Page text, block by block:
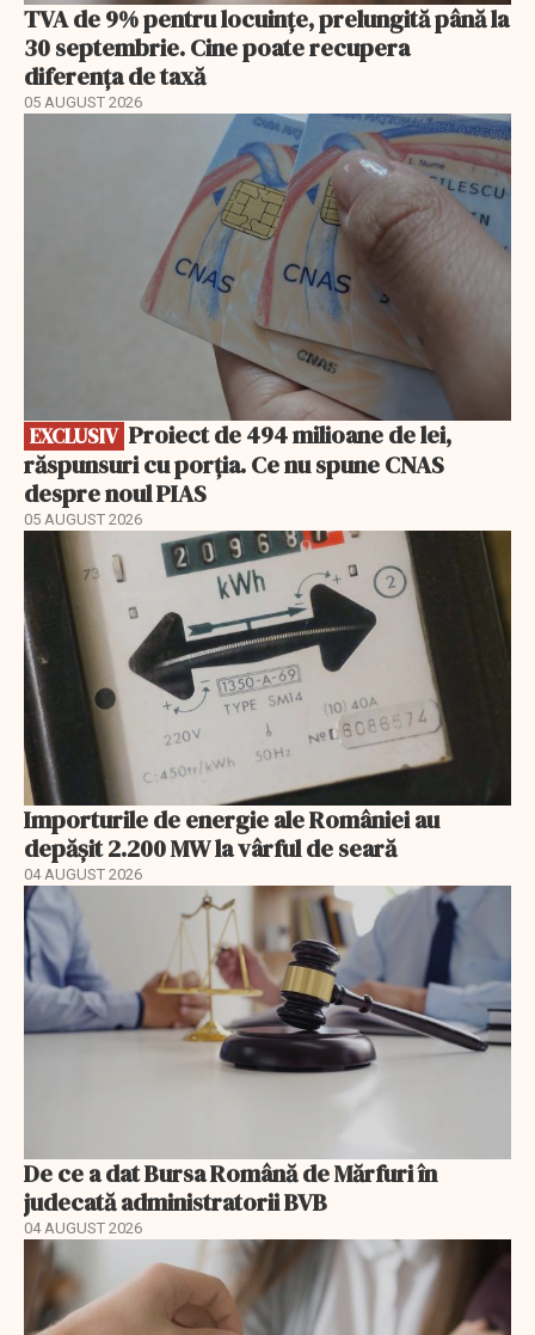
TVA de 9% pentru locuințe, prelungită până la
30 septembrie. Cine poate recupera
diferența de taxă
05 AUGUST 2026
EXCLUSIV
răspunsuri cu porția. Ce nu spune CNAS
despre noul PIAS
05 AUGUST 2026
Importurile de energie ale României au
depășit 2.200 MW la vârful de seară
04 AUGUST 2026
De ce a dat Bursa Română de Mărfuri în
judecată administratorii BVB
04 AUGUST 2026